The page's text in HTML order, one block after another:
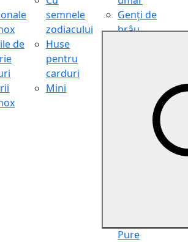
de
semnele
zodiacului
Huse
pentru
carduri
Mini
Genți de
brâu
cosmetice
Pure